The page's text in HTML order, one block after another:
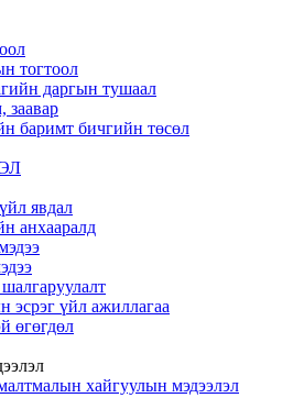
тогтоол
даргын тушаал
заавар
баримт бичгийн төсөл
явдал
анхааралд
эсрэг үйл ажиллагаа
өгөгдөл
хайгуулын мэдээлэл